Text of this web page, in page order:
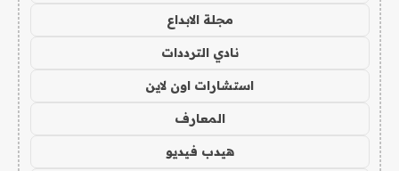
مجلة الابداع
نادي الترددات
استشارات اون لاين
المعارف
هيدب فيديو